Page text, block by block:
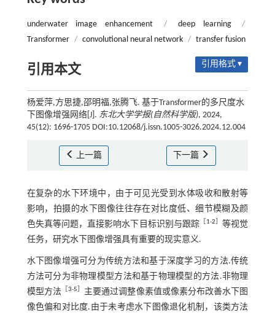
underwater image enhancement / deep learning
/
Transformer / convolutional neural network / transfer fusion
引用本文 引用格式 ▾
杨爱萍,方思捷,邵明福,张腾飞. 基于Transformer的多尺度水
下图像增强网络[J]. 东北大学学报(自然科学版), 2024,
45(12): 1696-1705 DOI:10.12068/j.issn.1005-3026.2024.12.004
上一篇 下一篇
在复杂的水下环境中，由于可见光受到水体吸收和散射等
影响，拍摄的水下图像往往存在对比度低、细节模糊及颜
色失真等问题，直接影响水下目标识别与跟踪
1-2 ］等视觉
任务，研究水下图像增强具有重要的现实意义.
水下图像增强可分为传统方法和基于深度学习的方法.传统
方法可分为非物理模型方法和基于物理模型的方法.非物理
模型方法［ 3-5
主要通过调整像素值或像素分布改善水下图
像色偏和对比度.由于未考虑水下图像退化机制，该类方法